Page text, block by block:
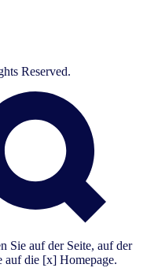
Reserved.
Sie auf der Seite, auf der
auf die [x] Homepage.